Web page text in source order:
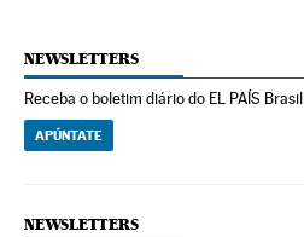
NEWSLETTERS
Receba o boletim diário do EL PAÍS Brasil
APÚNTATE
NEWSLETTERS